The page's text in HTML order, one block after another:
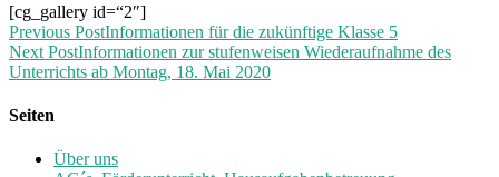
[cg_gallery id=“2″]
Previous PostInformationen für die zukünftige Klasse 5
Next PostInformationen zur stufenweisen Wiederaufnahme des
Unterrichts ab Montag, 18. Mai 2020
Seiten
Über uns